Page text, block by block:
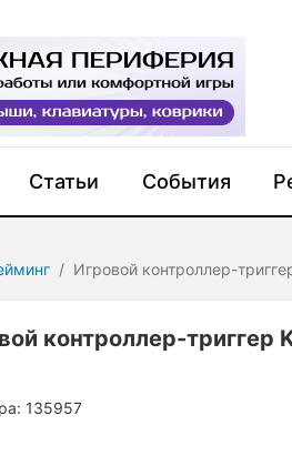
Статьи События
Игровой контроллер-
контроллер-триггер
135957